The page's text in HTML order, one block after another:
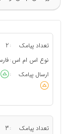
تعداد پیامک :
2
نوع اس ام اس :
ارسال پیامک
:
تعداد پیامک :
3